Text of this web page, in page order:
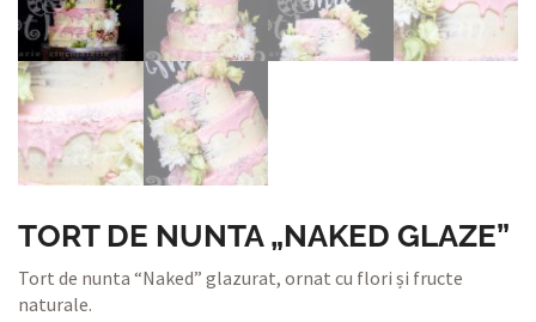
TORT DE NUNTA „NAKED GLAZE”
Tort de nunta “Naked” glazurat, ornat cu flori și fructe
naturale.